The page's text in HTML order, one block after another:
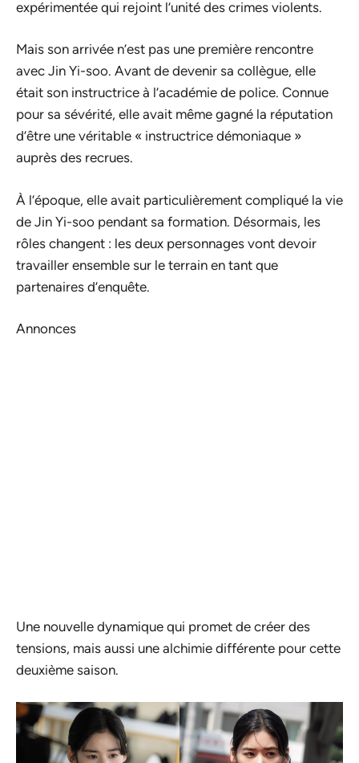
expérimentée qui rejoint l’unité des crimes violents.
Mais son arrivée n’est pas une première rencontre
avec Jin Yi-soo. Avant de devenir sa collègue, elle
était son instructrice à l’académie de police. Connue
pour sa sévérité, elle avait même gagné la réputation
d’être une véritable « instructrice démoniaque »
auprès des recrues.
À l’époque, elle avait particulièrement compliqué la vie
de Jin Yi-soo pendant sa formation. Désormais, les
rôles changent : les deux personnages vont devoir
travailler ensemble sur le terrain en tant que
partenaires d’enquête.
Annonces
Une nouvelle dynamique qui promet de créer des
tensions, mais aussi une alchimie différente pour cette
deuxième saison.